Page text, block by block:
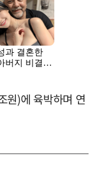
원)에 육박하며 연